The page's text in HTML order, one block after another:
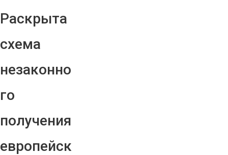
Раскрыта
схема
незаконно
го
получения
европейск